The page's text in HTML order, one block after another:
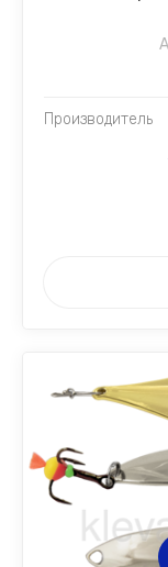
Производитель